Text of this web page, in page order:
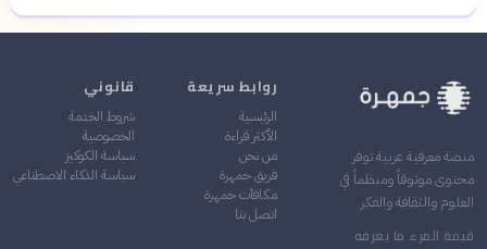
منصة معرفية عربية توفر
محتوى موثوقاً ومنظماً في
العلوم والثقافة والفكر
قيمة المرء ما يعرفه
روابط سريعة
الرئيسية
الأكثر قراءة
من نحن
فريق جمهرة
مكافآت جمهرة
اتصل بنا
قانوني
شروط الخدمة
الخصوصية
سياسة الكوكيز
سياسة الذكاء الاصطناعي